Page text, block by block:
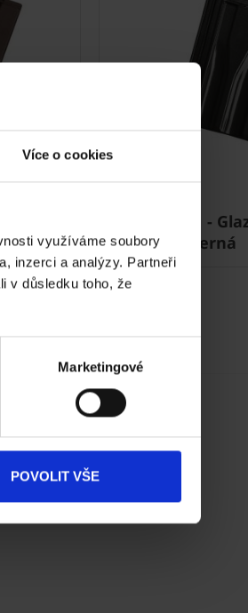
Více o cookies
využíváme soubory
inzerci a analýzy. Partneři
v důsledku toho, že
Marketingové
POVOLIT VŠE
Renoton 11 -
Amadeus černá